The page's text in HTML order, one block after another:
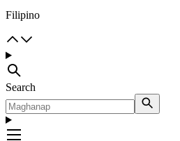
Filipino
Search